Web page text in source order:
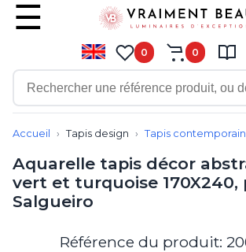
0 0
Contemporain
Applique
Eclairage tableau
Lampadaire
Lampe de bureau
Lampe sans fil
Accueil Tapis design Tapis contemporain
Aquarelle tapis décor
vert et turquoise 170X240,
Salgueiro
Référence du produit: